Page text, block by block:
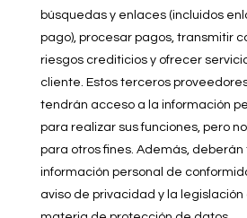
búsquedas y enlaces (incluidos
pago), procesar pagos, transmitir
riesgos crediticios y ofrecer
cliente. Estos terceros
tendrán acceso a la información
para realizar sus funciones, pero
para otros fines. Además, deberán
información personal de
aviso de privacidad y la legislación